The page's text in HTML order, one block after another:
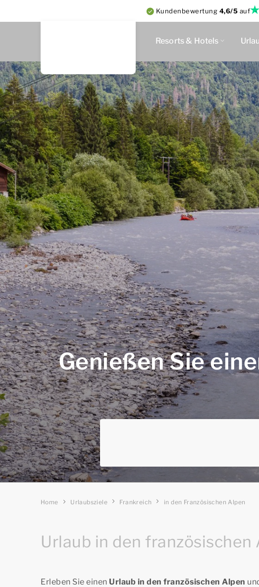
Kundenbewertung 4,6/5 auf
Resorts & Hotels
Genießen Sie
Home Urlaubsziele Frankreich in den Französischen Alpen
Urlaub in den französischen
Erleben Sie einen Urlaub in den französischen Alpen